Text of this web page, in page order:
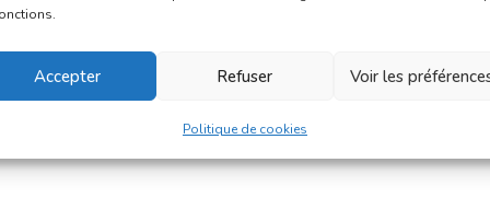
Accepter Refuser Voir les
Politique de cookies